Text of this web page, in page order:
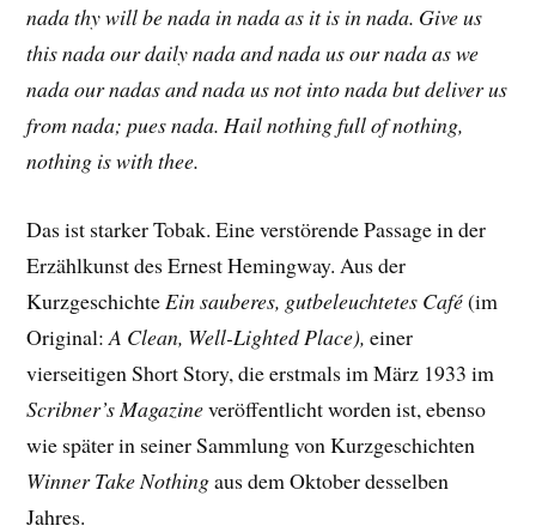
nada thy will be nada in nada as it is in nada. Give us
this nada our daily nada and nada us our nada as we
nada our nadas and nada us not into nada but deliver us
from nada; pues nada. Hail nothing full of nothing,
nothing is with thee.
Das ist starker Tobak. Eine verstörende Passage in der
Erzählkunst des Ernest Hemingway. Aus der
Kurzgeschichte Ein sauberes, gutbeleuchtetes Café(im
Original:A Clean, Well-Lighted Place), einer
vierseitigen Short Story, die erstmals im März 1933 im
Scribner’s Magazineveröffentlicht worden ist, ebenso
wie später in seiner Sammlung von Kurzgeschichten
Winner Take Nothingaus dem Oktober desselben
Jahres.